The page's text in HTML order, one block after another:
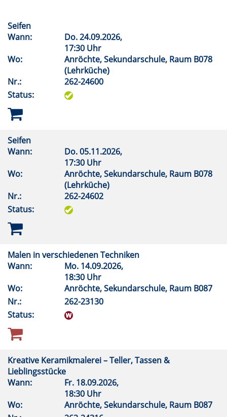
Seifen
Wann:
Do.24.09.2026,
17:30 Uhr
Wo:
Anröchte, Sekundarschule, Raum B078
(Lehrküche)
Nr.:
262-24600
Status:
Seifen
Wann:
Do.05.11.2026,
17:30 Uhr
Wo:
Anröchte, Sekundarschule, Raum B078
(Lehrküche)
Nr.:
262-24602
Status:
Malen in verschiedenen Techniken
Wann:
Mo. 14.09.2026,
18:30 Uhr
Wo:
Anröchte, Sekundarschule, Raum B087
Nr.:
262-23130
Status:
Kreative Keramikmalerei – Teller, Tassen &
Lieblingsstücke
Wann:
Fr. 18.09.2026,
18:30 Uhr
Wo:
Anröchte, Sekundarschule, Raum B087